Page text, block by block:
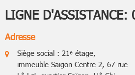
LIGNE D'ASSISTANCE:
Adresse
Siège social : 21ᵉ étage,
immeuble Saigon Centre 2, 67 rue